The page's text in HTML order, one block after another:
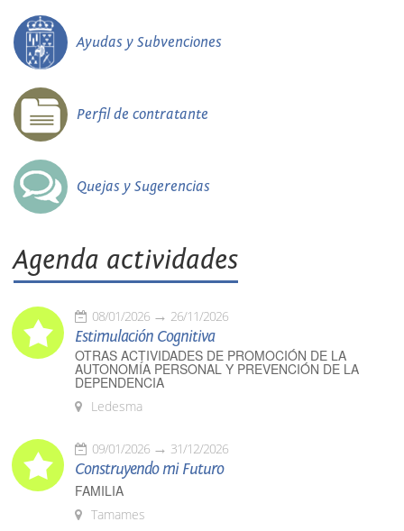
Ayudas y Subvenciones
Perfil de contratante
Quejas y Sugerencias
Agenda actividades
08/01/2026 26/11/2026
Estimulación Cognitiva
OTRAS ACTIVIDADES DE PROMOCIÓN DE LA
AUTONOMÍA PERSONAL Y PREVENCIÓN DE LA
DEPENDENCIA
Ledesma
09/01/2026 31/12/2026
Construyendo mi Futuro
FAMILIA
Tamames